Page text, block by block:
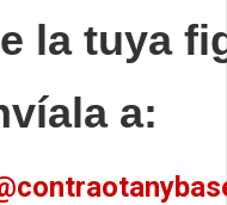
la tuya
a: